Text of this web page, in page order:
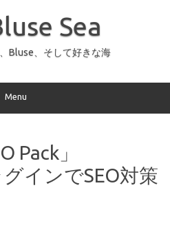
Sea
Bluse、そして好きな海
Menu
Pack」
インでSEO対策